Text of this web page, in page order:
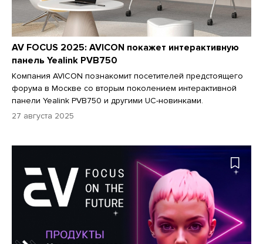
AV FOCUS 2025: AVICON покажет интерактивную
панель Yealink PVB750
Компания AVICON познакомит посетителей предстоящего
форума в Москве со вторым поколением интерактивной
панели Yealink PVB750 и другими UC-новинками.
27 августа 2025